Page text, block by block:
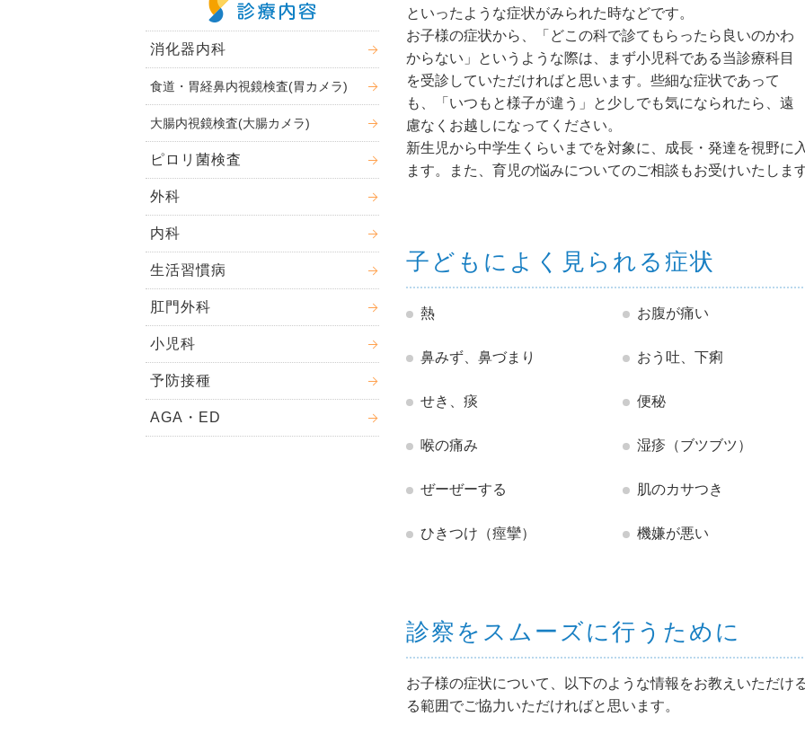
といったような症状がみられた時などです。
お子様の症状から、「どこの科で診てもらったら良いのかわ
からない」というような際は、まず小児科である当診療科目
を受診していただければと思います。些細な症状であって
も、「いつもと様子が違う」と少しでも気になられたら、遠
慮なくお越しになってください。
新生児から中学生くらいまでを対象に、成長・発達を視野に
ます。また、育児の悩みについてのご相談もお受けいたします
子どもによく見られる症状
熱
鼻みず、鼻づまり
せき、痰
喉の痛み
ぜーぜーする
ひきつけ（痙攣）
お腹が痛い
おう吐、下痢
便秘
湿疹（ブツブツ）
肌のカサつき
機嫌が悪い
診察をスムーズに行うために
お子様の症状について、以下のような情報をお教えいただけ
る範囲でご協力いただければと思います。
消化器内科
食道・胃経鼻内視鏡検査(胃カメラ)
大腸内視鏡検査(大腸カメラ)
ピロリ菌検査
外科
内科
生活習慣病
肛門外科
小児科
予防接種
AGA・ED